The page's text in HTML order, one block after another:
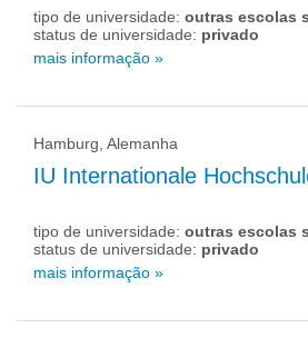
tipo de universidade: outras escolas
status de universidade: privado
mais informação »
Hamburg, Alemanha
IU Internationale
tipo de universidade: outras escolas
status de universidade: privado
mais informação »